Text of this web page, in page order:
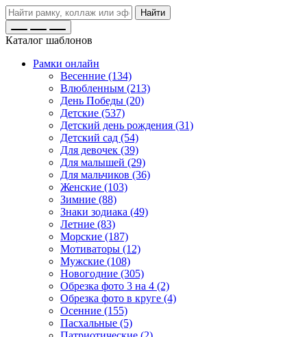
Найти
Каталог шаблонов
Рамки онлайн
Весенние (134)
Влюбленным (213)
День Победы (20)
Детские (537)
Детский день рождения (31)
Детский сад (54)
Для девочек (39)
Для малышей (29)
Для мальчиков (36)
Женские (103)
Зимние (88)
Знаки зодиака (49)
Летние (83)
Морские (187)
Мотиваторы (12)
Мужские (108)
Новогодние (305)
Обрезка фото 3 на 4 (2)
Обрезка фото в круге (4)
Осенние (155)
Пасхальные (5)